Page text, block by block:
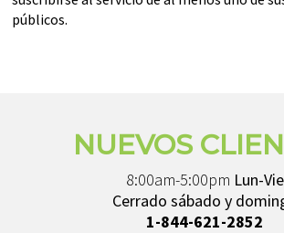
públicos.
NUEVOS
8:00am-5:00pm Lun-Vie
Cerrado sábado y
1-844-621-2852